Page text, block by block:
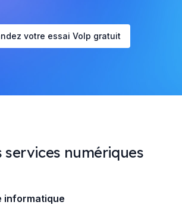
votre essai VoIp gratuit
services numériques
informatique